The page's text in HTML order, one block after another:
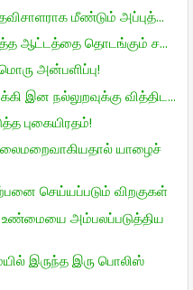
மீண்டும் அப்புத்...
ஆட்டத்தை தொடங்கும் ச...
அன்பளிப்பு!
இன நல்லுறவுக்கு வித்திட...
புகையிரதம்!
யாழைச்
செய்யப்படும் விறகுகள்
உண்மையை அம்பலப்படுத்திய
இருந்த இரு பொலிஸ்